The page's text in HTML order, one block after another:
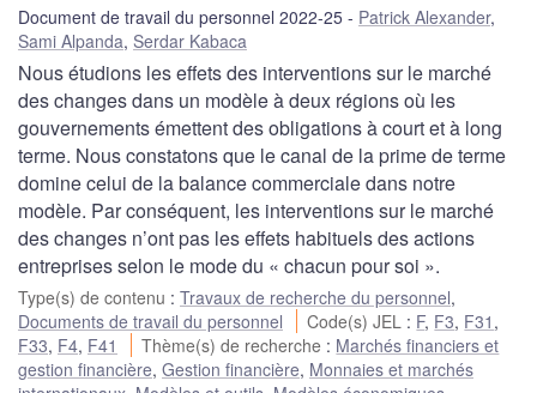
Document de travail du personnel 2022-25 Patrick Alexander,
Sami Alpanda, Serdar Kabaca
Nous étudions les effets des interventions sur le marché
des changes dans un modèle à deux régions où les
gouvernements émettent des obligations à court et à long
terme. Nous constatons que le canal de la prime de terme
domine celui de la balance commerciale dans notre
modèle. Par conséquent, les interventions sur le marché
des changes n’ont pas les effets habituels des actions
entreprises selon le mode du « chacun pour soi ».
Type(s) de contenu : Travaux de recherche du personnel,
Documents de travail du personnel
Code(s) JEL : F, F3, F31 ,
F33, F4, F41 Thème(s) de recherche : Marchés financiers et
gestion financière, Gestion financière, Monnaies et marchés